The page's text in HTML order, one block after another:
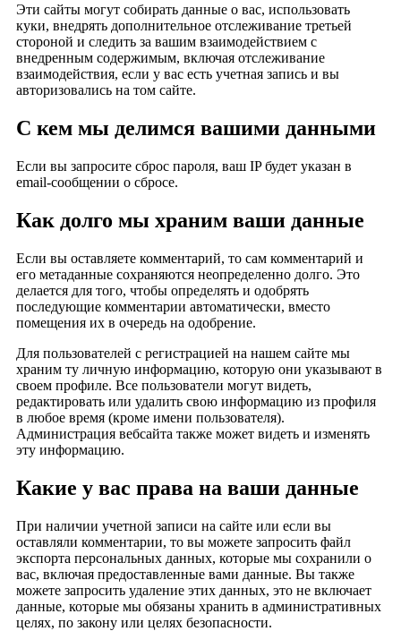
Эти сайты могут собирать данные о вас, использовать
куки, внедрять дополнительное отслеживание третьей
стороной и следить за вашим взаимодействием с
внедренным содержимым, включая отслеживание
взаимодействия, если у вас есть учетная запись и вы
авторизовались на том сайте.
С кем мы делимся вашими данными
Если вы запросите сброс пароля, ваш IP будет указан в
email-сообщении о сбросе.
Как долго мы храним ваши данные
Если вы оставляете комментарий, то сам комментарий и
его метаданные сохраняются неопределенно долго. Это
делается для того, чтобы определять и одобрять
последующие комментарии автоматически, вместо
помещения их в очередь на одобрение.
Для пользователей с регистрацией на нашем сайте мы
храним ту личную информацию, которую они указывают в
своем профиле. Все пользователи могут видеть,
редактировать или удалить свою информацию из профиля
в любое время (кроме имени пользователя).
Администрация вебсайта также может видеть и изменять
эту информацию.
Какие у вас права на ваши данные
При наличии учетной записи на сайте или если вы
оставляли комментарии, то вы можете запросить файл
экспорта персональных данных, которые мы сохранили о
вас, включая предоставленные вами данные. Вы также
можете запросить удаление этих данных, это не включает
данные, которые мы обязаны хранить в административных
целях, по закону или целях безопасности.